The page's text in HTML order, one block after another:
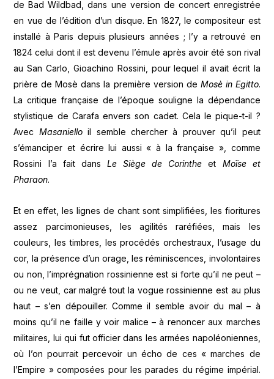
de Bad Wildbad, dans une version de concert enregistrée
en vue de l’édition d’un disque. En 1827, le compositeur est
installé à Paris depuis plusieurs années ; l’y a retrouvé en
1824 celui dont il est devenu l’émule après avoir été son rival
au San Carlo, Gioachino Rossini, pour lequel il avait écrit la
prière de Mosè dans la première version de Mosè in Egitto.
La critique française de l’époque souligne la dépendance
stylistique de Carafa envers son cadet. Cela le pique-t-il ?
Avec Masanielloil semble chercher à prouver qu’il peut
s’émanciper et écrire lui aussi « à la française », comme
Rossini l’a fait dans Le Siège de Corintheet Moïse et
Pharaon.
Et en effet, les lignes de chant sont simplifiées, les fioritures
assez parcimonieuses, les agilités raréfiées, mais les
couleurs, les timbres, les procédés orchestraux, l’usage du
cor, la présence d’un orage, les réminiscences, involontaires
ou non, l’imprégnation rossinienne est si forte qu’il ne peut –
ou ne veut, car malgré tout la vogue rossinienne est au plus
haut – s’en dépouiller. Comme il semble avoir du mal – à
moins qu’il ne faille y voir malice – à renoncer aux marches
militaires, lui qui fut officier dans les armées napoléoniennes,
où l’on pourrait percevoir un écho de ces « marches de
l’Empire » composées pour les parades du régime impérial.